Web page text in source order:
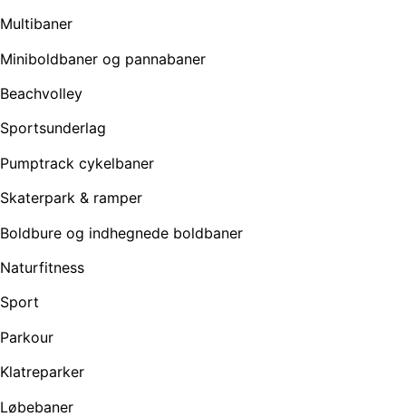
Multibaner
Miniboldbaner og pannabaner
Beachvolley
Sportsunderlag
Pumptrack cykelbaner
Skaterpark & ramper
Boldbure og indhegnede boldbaner
Naturfitness
Sport
Parkour
Klatreparker
Løbebaner